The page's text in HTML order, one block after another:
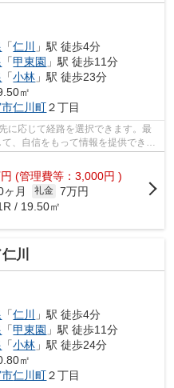
「仁川
」駅 徒歩4分
「甲東園 」駅 徒歩11分
「小林 」駅 徒歩23分
㎡
仁川町２丁目
に応じて経路を選択できます。最
、自信をもって情報を提供できる
円 (管理費等：3,000円 )
ヶ月 礼金 7万円
/ 19.50㎡
川
「仁川
」駅 徒歩4分
「甲東園 」駅 徒歩11分
「小林 」駅 徒歩24分
㎡
仁川町２丁目